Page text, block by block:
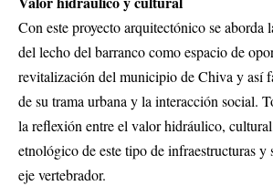
Con este proyecto arquitectónico se aborda
del lecho del barranco como espacio de
revitalización del municipio de Chiva y así
de su trama urbana y la interacción social.
la reflexión entre el valor hidráulico,
etnológico de este tipo de infraestructuras y
eje vertebrador.